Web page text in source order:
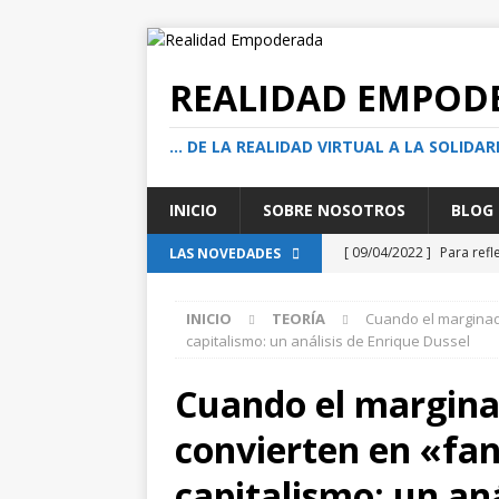
REALIDAD
… DE LA REALIDAD VIRTUAL A LA
INICIO SOBRE NOSOTROS BLOG
LAS NOVEDADES [ 09/04/2022 ] Para
[ 05/08/2026 ] El
[ 01/08/2026 ] Cuando
encuentro en la calle
¿Ser
INICIO TEORÍA
Cuando el
capitalismo: un análisis de Enrique Dussel
Cuando el
convierten en